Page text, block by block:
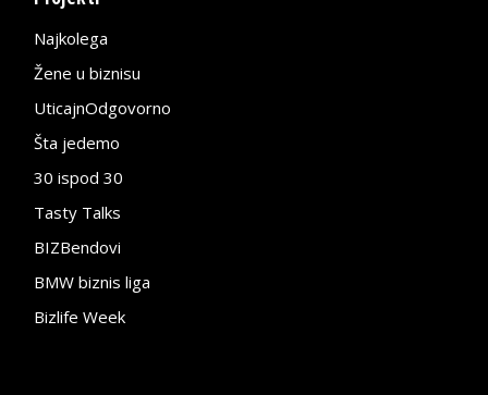
Najkolega
Žene u biznisu
UticajnOdgovorno
Šta jedemo
30 ispod 30
Tasty Talks
BIZBendovi
BMW biznis liga
Bizlife Week